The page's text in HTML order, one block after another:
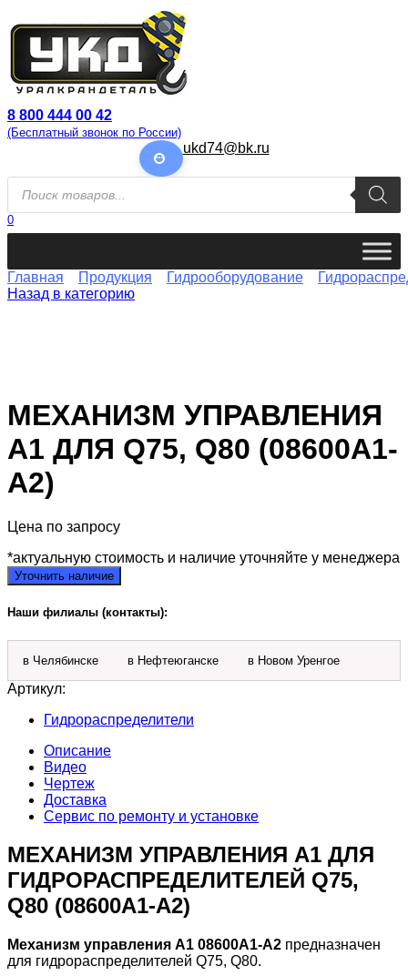
к
содержанию
8 800 444 00 42
(Бесплатный звонок по России)
ukd74@bk.ru
Поиск
товаров
0
Главная Продукция Гидрооборудование
Назад в категорию
МЕХАНИЗМ УПРАВЛЕНИЯ
А1 ДЛЯ Q75, Q80 (08600А1-
А2)
Цена по запросу
*актуальную стоимость и наличие уточняйте у менеджера
Уточнить наличие
Наши филиалы (контакты):
в Челябинске в Нефтеюганске в Новом Уренгое
Артикул:
Гидрораспределители
Описание
Видео
Чертеж
Доставка
Сервис по ремонту и установке
МЕХАНИЗМ УПРАВЛЕНИЯ А1 ДЛЯ
ГИДРОРАСПРЕДЕЛИТЕЛЕЙ Q75,
Q80 (08600А1-А2)
Механизм управления А1 08600А1-А2 предназначен
для гидрораспределителей Q75, Q80.